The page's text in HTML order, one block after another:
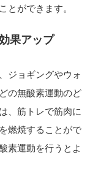
とができます。
果アップ
ジョギングやウォ
の無酸素運動のど
、筋トレで筋肉に
燃焼することがで
素運動を行うとよ